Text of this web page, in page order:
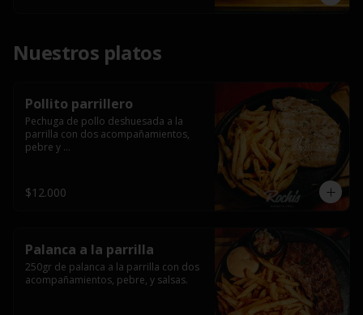
Nuestros platos
Pollito parrillero
Pechuga de pollo deshuesada a la
parrilla con dos acompañamientos,
pebre y
$12.000
Palanca a la parrilla
250gr de palanca a la parrilla con dos
acompañamientos, pebre, y salsas.